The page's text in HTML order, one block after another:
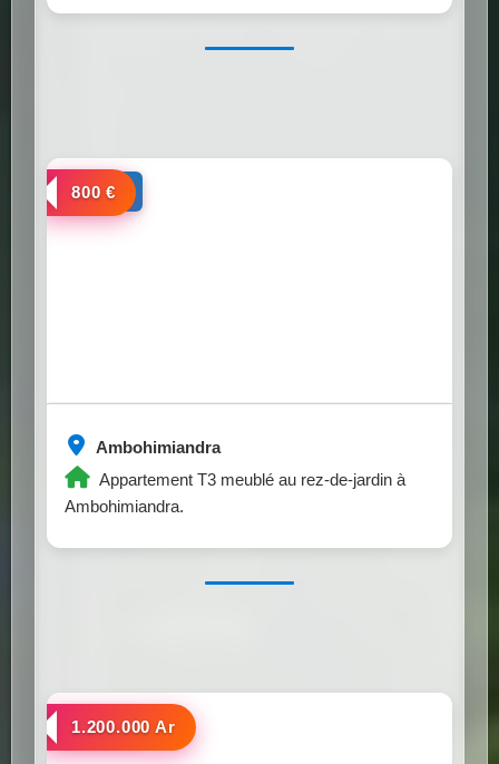
Ambohimiandra
Appartement T3 meublé au rez-de-jardin à
Ambohimiandra.
a louer
800 €
a louer
1.200.000 Ar